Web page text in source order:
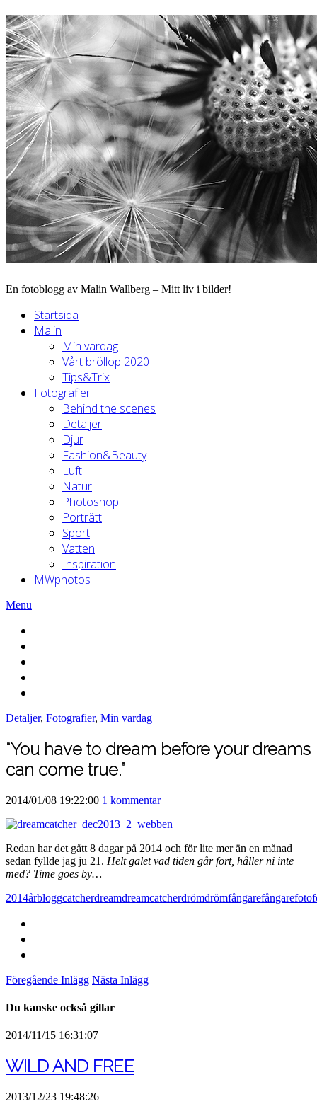
En fotoblogg av Malin Wallberg – Mitt liv i bilder!
Startsida
Malin
Min vardag
Vårt bröllop 2020
Tips&Trix
Fotografier
Behind the scenes
Detaljer
Djur
Fashion&Beauty
Luft
Natur
Photoshop
Porträtt
Sport
Vatten
Inspiration
MWphotos
Menu
Detaljer, Fotografier, Min vardag
“You have to dream before your dreams
can come true.”
2014/01/08 19:22:00 1 kommentar
Redan har det gått 8 dagar på 2014 och för lite mer än en månad
sedan fyllde jag ju 21. Helt galet vad tiden går fort, håller ni inte
med? Time goes by…
2014årbloggcatcherdreamdreamcatcherdrömdrömfångarefångarefoto
Föregående Inlägg Nästa Inlägg
Du kanske också gillar
2014/11/15 16:31:07
WILD AND FREE
2013/12/23 19:48:26